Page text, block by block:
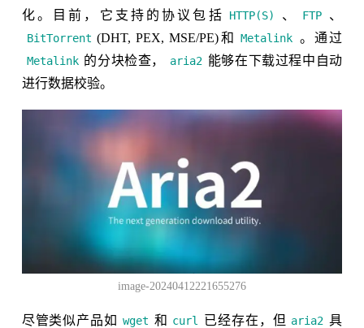
化。目前，它支持的协议包括
HTTP(S) 、 FTP 、
BitTorrent (DHT, PEX, MSE/PE)和 Metalink 。通过
Metalink 的分块检查， aria2 能够在下载过程中自动
进行数据校验。
image-20240412221655276
尽管类似产品如 wget 和 curl 已经存在，但 aria2 具